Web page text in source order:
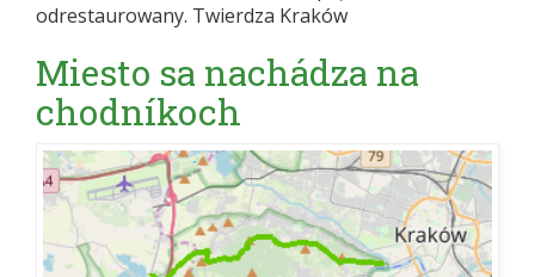
odrestaurowany. Twierdza Kraków
Miesto sa nachádza na
chodníkoch